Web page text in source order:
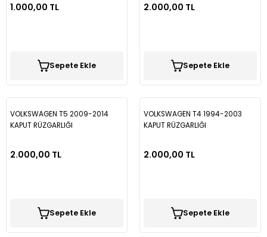
1.000,00 TL
Sepete Ekle
2.000,00 TL
Sepete Ekle
VOLKSWAGEN T5 2009-2014
KAPUT RÜZGARLIĞI
2.000,00 TL
Sepete Ekle
VOLKSWAGEN T4 1994-2003
KAPUT RÜZGARLIĞI
2.000,00 TL
Sepete Ekle